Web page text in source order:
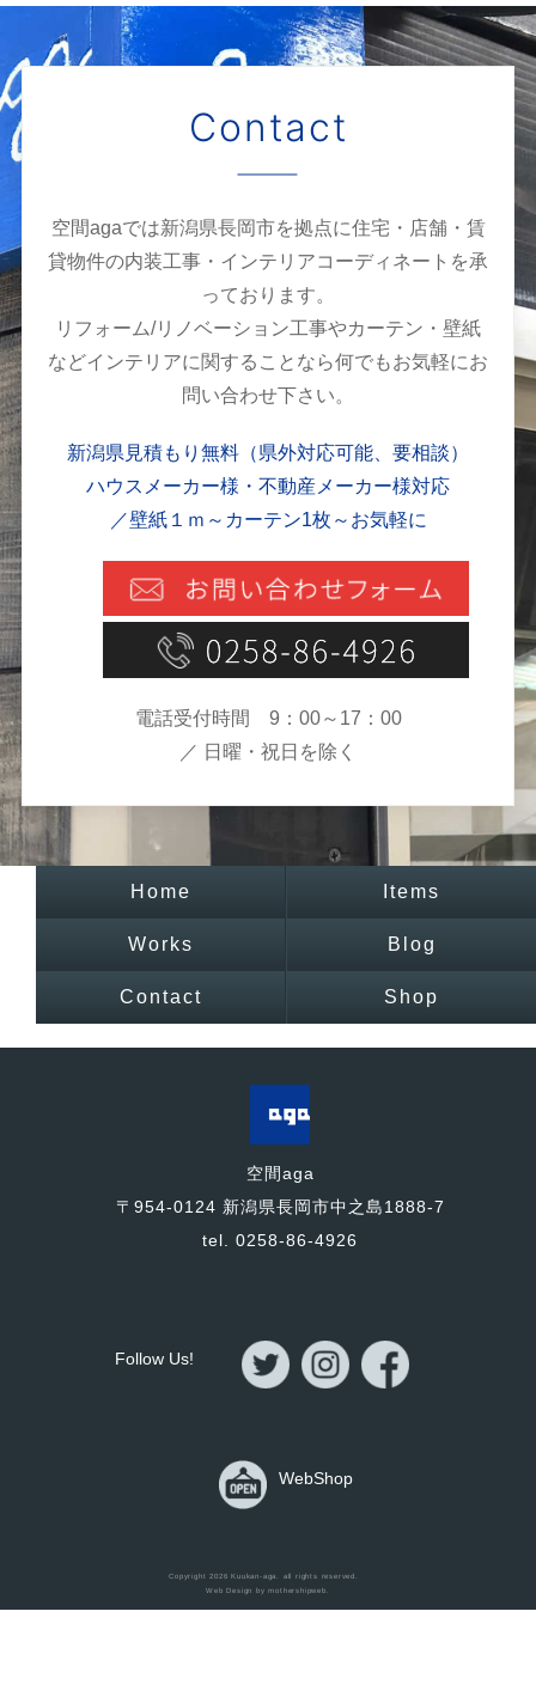
Contact
空間agaでは新潟県長岡市を拠点に住宅・店舗・賃
貸物件の内装工事・インテリアコーディネートを承
っております。
リフォーム/リノベーション工事やカーテン・壁紙
などインテリアに関することなら何でもお気軽にお
問い合わせ下さい。
新潟県見積もり無料（県外対応可能、要相談）
ハウスメーカー様・不動産メーカー様対応
／壁紙１ｍ～カーテン1枚～お気軽に
電話受付時間 9：00～17：00
／ 日曜・祝日を除く
Home Items
Works Blog
Contact Shop
空間aga
〒954-0124 新潟県長岡市中之島1888-7
tel. 0258-86-4926
Follow Us!
WebShop
Copyright 2026Kuukan-aga
. all rights reserved.
Web Design bymothershipweb
Items